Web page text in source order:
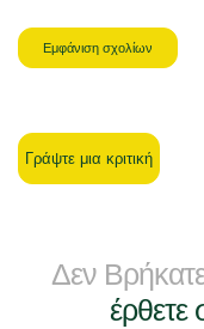
Εμφάνιση σχολίων
Γράψτε μια κριτική
Δεν
έρθετε